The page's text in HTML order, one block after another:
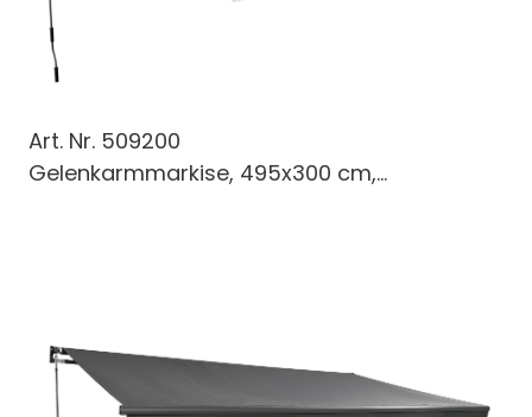
Art. Nr. 509200
Gelenkarmmarkise, 495x300 cm,...